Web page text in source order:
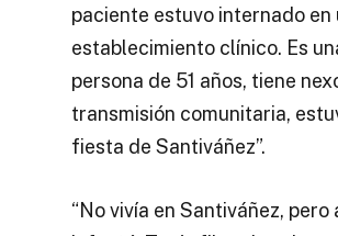
paciente estuvo internado en
establecimiento clínico. Es
persona de 51 años, tiene
transmisión comunitaria,
fiesta de Santiváñez”.
“No vivía en Santiváñez, pero